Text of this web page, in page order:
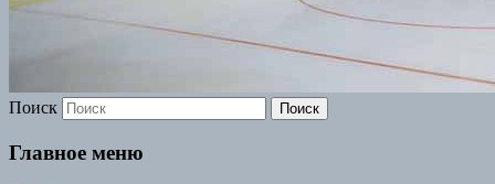
Поиск
Главное меню